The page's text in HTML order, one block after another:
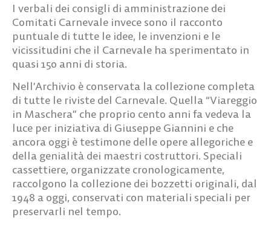
I verbali dei consigli di amministrazione dei
Comitati Carnevale invece sono il racconto
puntuale di tutte le idee, le invenzioni e le
vicissitudini che il Carnevale ha sperimentato in
quasi 150 anni di storia.
Nell’Archivio è conservata la collezione completa
di tutte le riviste del Carnevale. Quella “Viareggio
in Maschera” che proprio cento anni fa vedeva la
luce per iniziativa di Giuseppe Giannini e che
ancora oggi è testimone delle opere allegoriche e
della genialità dei maestri costruttori. Speciali
cassettiere, organizzate cronologicamente,
raccolgono la collezione dei bozzetti originali, dal
1948 a oggi, conservati con materiali speciali per
preservarli nel tempo.